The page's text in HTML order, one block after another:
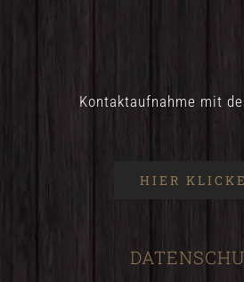
Kontaktaufnahme mit
HIER